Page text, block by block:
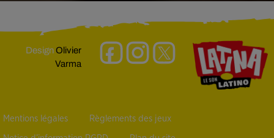
DesignOlivier
Varma
Mentions légales Règlements des jeux